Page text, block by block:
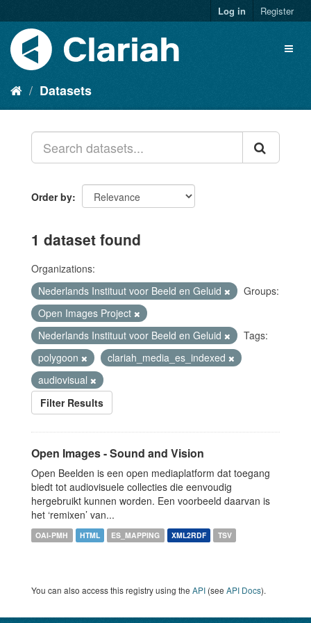
Log in Register
Datasets
Order by
1 dataset found
Organizations:
Nederlands Instituut voor Beeld en Geluid
Groups:
Open Images Project
Nederlands Instituut voor Beeld en Geluid
Tags:
polygoon
clariah_media_es_indexed
audiovisual
Filter Results
Open Images - Sound and Vision
Open Beelden is een open mediaplatform dat toegang
biedt tot audiovisuele collecties die eenvoudig
hergebruikt kunnen worden. Een voorbeeld daarvan is
het ‘remixen’ van...
OAI-PMH HTML ES_MAPPING XML2RDF TSV
You can also access this registry using the API (see API Docs).